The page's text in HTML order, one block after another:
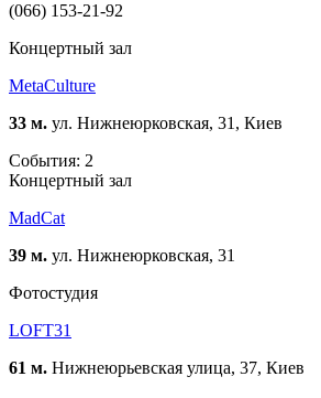
(066) 153-21-92
Концертный зал
MetaCulture
33 м. ул. Нижнеюрковская, 31, Киев
События: 2
Концертный зал
MadCat
39 м. ул. Нижнеюрковская, 31
Фотостудия
LOFT31
61 м. Нижнеюрьевская улица, 37, Киев